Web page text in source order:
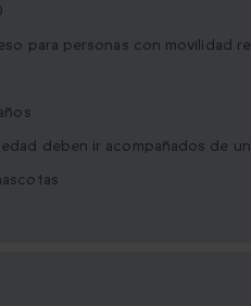
para personas con movilidad
deben ir acompañados de